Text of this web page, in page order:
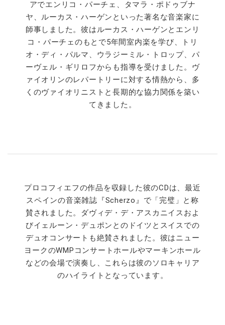
アでエンリコ・パーチェ、タマラ・ポドゥブナ
ヤ、ルーカス・ハーゲンといった著名な音楽家に
師事しました。彼はルーカス・ハーゲンとエンリ
コ・パーチェのもとで5年間室内楽を学び、トリ
オ・ディ・パルマ、ウラジーミル・トロップ、パ
ーヴェル・ギリロフからも指導を受けました。ヴ
ァイオリンのレパートリーに対する情熱から、多
くのヴァイオリニストと長期的な協力関係を築い
てきました。
プロコフィエフの作品を収録した彼のCDは、最近
スペインの音楽雑誌『Scherzo』で「完璧」と称
賛されました。ダヴィデ・デ・アスカニイスおよ
びイェルーン・デュポンとのドイツとスイスでの
デュオコンサートも絶賛されました。彼はニュー
ヨークのWMPコンサートホールやマーキンホール
などの会場で演奏し、これらは彼のソロキャリア
のハイライトとなっています。